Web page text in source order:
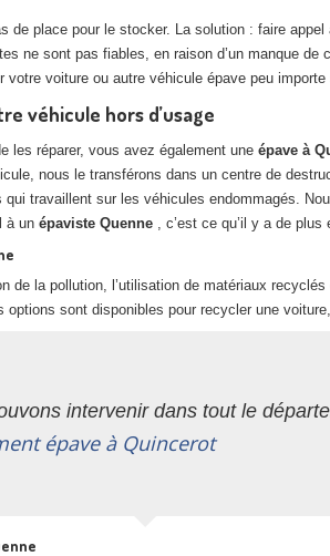
de place pour le stocker. La solution : faire appel
ne sont pas fiables, en raison d’un manque
voiture ou autre véhicule épave peu
véhicule hors d’usage
les réparer, vous avez également une épave à
nous le transférons dans un centre de
travaillent sur les véhicules endommagés.
à un épaviste Quenne , c’est ce qu’il y a de
de la pollution, l’utilisation de matériaux
sont disponibles pour recycler une
intervenir dans tout le
épave à Quincerot